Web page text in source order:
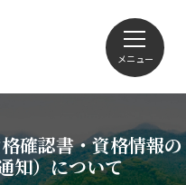
メニュー
確認書・資格情報の
知）について